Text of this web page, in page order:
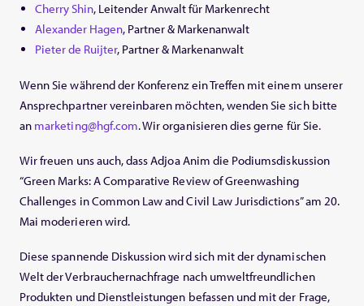
Cherry Shin, Leitender Anwalt für Markenrecht
Alexander Hagen, Partner & Markenanwalt
Pieter de Ruijter, Partner & Markenanwalt
Wenn Sie während der Konferenz ein Treffen mit einem unserer
Ansprechpartner vereinbaren möchten, wenden Sie sich bitte
an marketing@hgf.com. Wir organisieren dies gerne für Sie.
Wir freuen uns auch, dass Adjoa Anim die Podiumsdiskussion
“Green Marks: A Comparative Review of Greenwashing
Challenges in Common Law and Civil Law Jurisdictions” am 20.
Mai moderieren wird.
Diese spannende Diskussion wird sich mit der dynamischen
Welt der Verbrauchernachfrage nach umweltfreundlichen
Produkten und Dienstleistungen befassen und mit der Frage,